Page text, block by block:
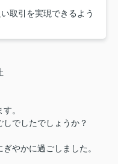
取引を実現できるよう
。
でしたでしょうか？
やかに過ごしました。